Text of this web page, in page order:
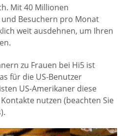
Mit 40 Millionen
Besuchern pro Monat
weit ausdehnen, um Ihren
zu Frauen bei Hi5 ist
für die US-Benutzer
US-Amerikaner diese
nutzen (beachten Sie